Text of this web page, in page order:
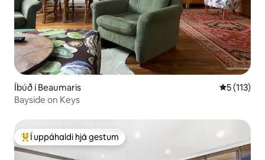
Íbúð í Beaumaris 5 af 5 í
5 (113)
Bayside on Keys
Í mestu uppáhaldi hjá gestum
Í uppáhaldi hjá gestum